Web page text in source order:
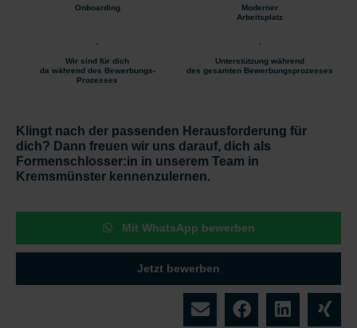
Onboarding
Moderner
Arbeitsplatz
Wir sind für dich
da während des Bewerbungs-
Prozesses
Unterstützung während
des gesamten Bewerbungsprozesses
Klingt nach der passenden Herausforderung für
dich? Dann freuen wir uns darauf, dich als
Formenschlosser:in in unserem Team in
Kremsmünster kennenzulernen.
Mit WhatsApp bewerben
Jetzt bewerben